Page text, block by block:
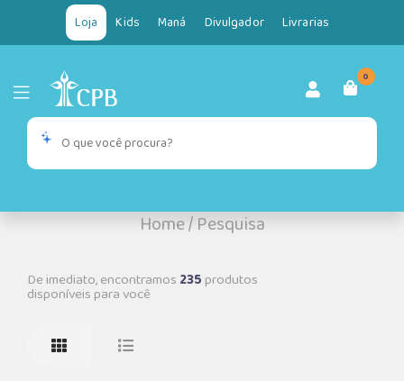
Loja Kids Maná Divulgador Livrarias
0
Home/Pesquisa
De imediato, encontramos 235produtos
disponíveis para você